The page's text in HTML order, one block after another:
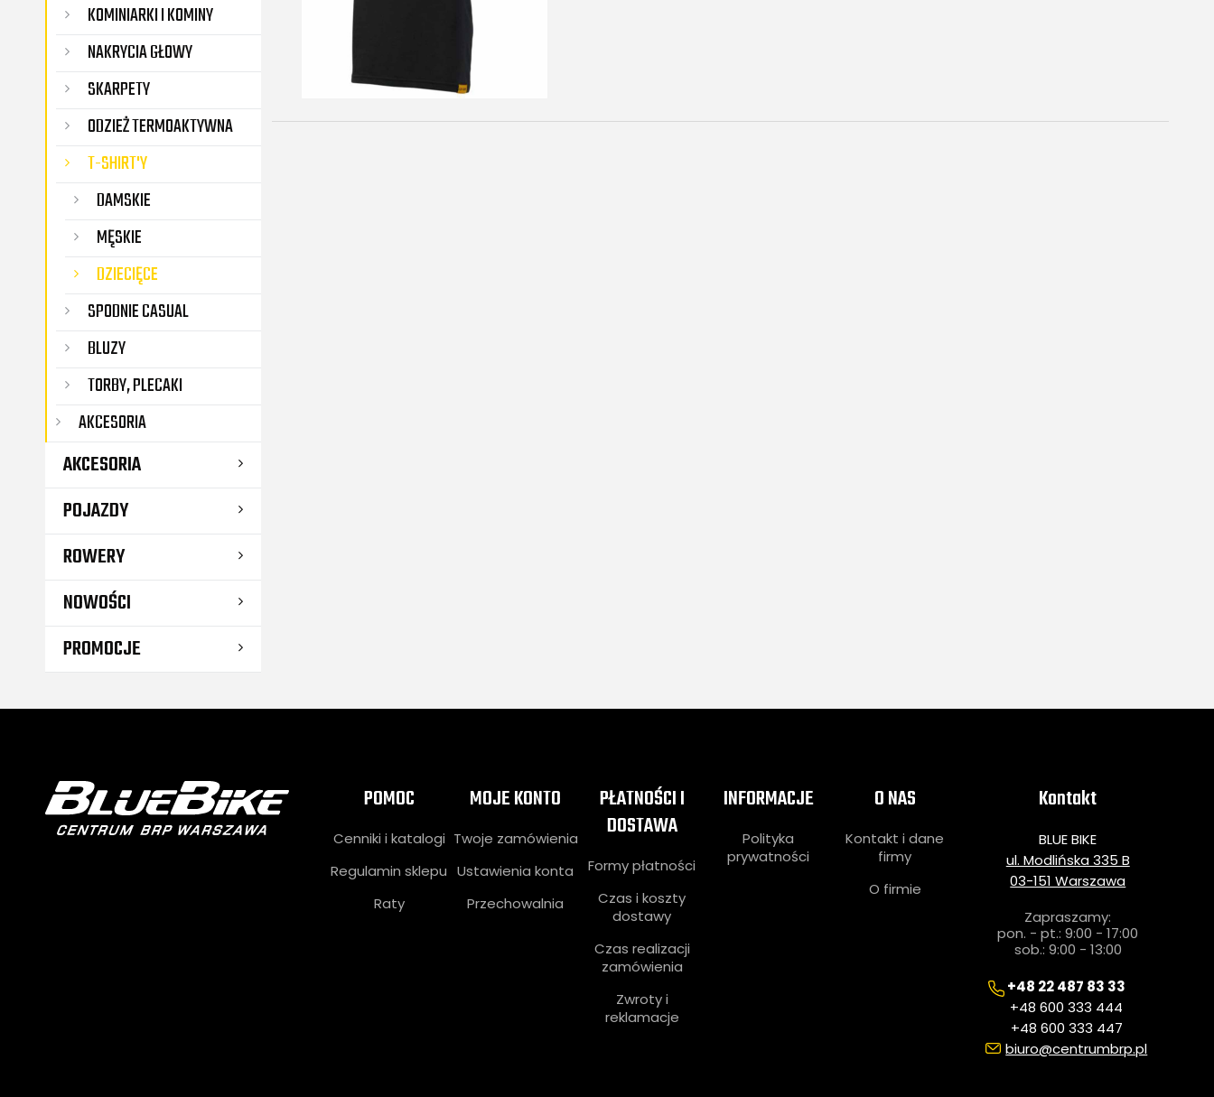
KOMINIARKI I KOMINY
NAKRYCIA GŁOWY
SKARPETY
ODZIEŻ TERMOAKTYWNA
T-SHIRT'Y
DAMSKIE
MĘSKIE
DZIECIĘCE
SPODNIE CASUAL
BLUZY
TORBY, PLECAKI
AKCESORIA
AKCESORIA
POJAZDY
ROWERY
NOWOŚCI
PROMOCJE
POMOC
Cenniki i katalogi
Regulamin sklepu
Raty
MOJE KONTO
Twoje zamówienia
Ustawienia konta
Przechowalnia
PŁATNOŚCI I
DOSTAWA
Formy płatności
Czas i koszty
dostawy
Czas realizacji
zamówienia
Zwroty i
reklamacje
INFORMACJE
Polityka
prywatności
O NAS
Kontakt i dane
firmy
O firmie
Kontakt
BLUE BIKE
ul. Modlińska 335 B
03-151 Warszawa
Zapraszamy:
pon. - pt.: 9:00 - 17:00
sob.: 9:00 - 13:00
+48 22 487 83 33
+48 600 333 444
+48 600 333 447
biuro@centrumbrp.pl